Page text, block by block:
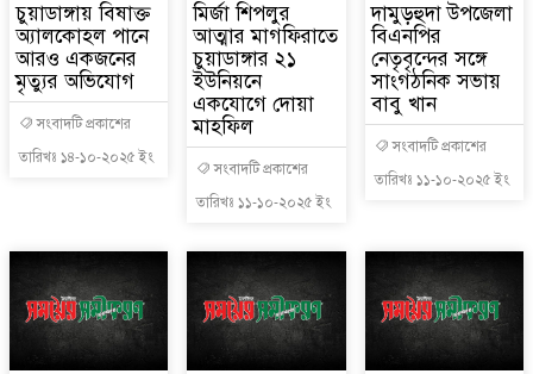
চুয়াডাঙ্গায় বিষাক্ত
অ্যালকোহল পানে
আরও একজনের
মৃত্যুর অভিযোগ
সংবাদটি প্রকাশের
তারিখঃ ১৪-১০-২০২৫ ইং
মির্জা শিপলুর
আত্মার মাগফিরাতে
চুয়াডাঙ্গার ২১
ইউনিয়নে
একযোগে দোয়া
মাহফিল
সংবাদটি প্রকাশের
তারিখঃ ১১-১০-২০২৫ ইং
দামুড়হুদা উপজেলা
বিএনপির
নেতৃবৃন্দের সঙ্গে
সাংগঠনিক সভায়
বাবু খান
সংবাদটি প্রকাশের
তারিখঃ ১১-১০-২০২৫ ইং